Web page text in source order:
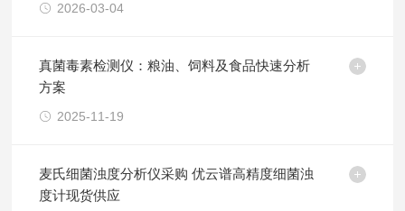
2026-03-04
真菌毒素检测仪：粮油、饲料及食品快速分析
方案
2025-11-19
麦氏细菌浊度分析仪采购 优云谱高精度细菌浊
度计现货供应